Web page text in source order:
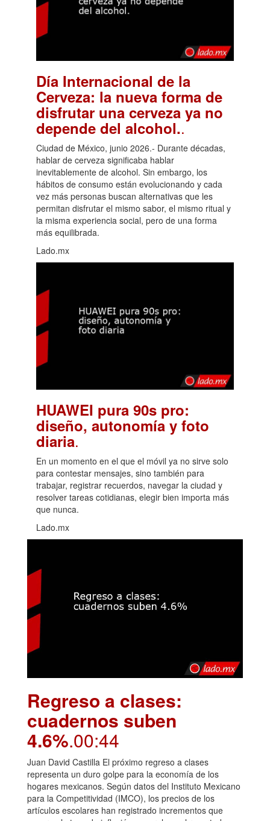
Día Internacional de la
Cerveza: la nueva forma de
disfrutar una cerveza ya no
depende del alcohol..
Ciudad de México, junio 2026.- Durante décadas,
hablar de cerveza significaba hablar
inevitablemente de alcohol. Sin embargo, los
hábitos de consumo están evolucionando y cada
vez más personas buscan alternativas que les
permitan disfrutar el mismo sabor, el mismo ritual y
la misma experiencia social, pero de una forma
más equilibrada.
Lado.mx
HUAWEI pura 90s pro:
diseño, autonomía y foto
diaria.
En un momento en el que el móvil ya no sirve solo
para contestar mensajes, sino también para
trabajar, registrar recuerdos, navegar la ciudad y
resolver tareas cotidianas, elegir bien importa más
que nunca.
Lado.mx
Regreso a clases:
cuadernos suben
4.6%.00:44
Juan David Castilla El próximo regreso a clases
representa un duro golpe para la economía de los
hogares mexicanos. Según datos del Instituto Mexicano
para la Competitividad (IMCO), los precios de los
artículos escolares han registrado incrementos que